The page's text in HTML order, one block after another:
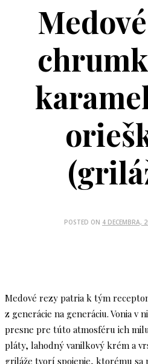
POSTED ON 4 DECEMBRA,
Medové rezy patria k tým
z generácie na generáciu. Vonia v
presne pre túto atmosféru ich
pláty, lahodný vanilkový krém a
griláže tvorí spojenie, ktorému sa